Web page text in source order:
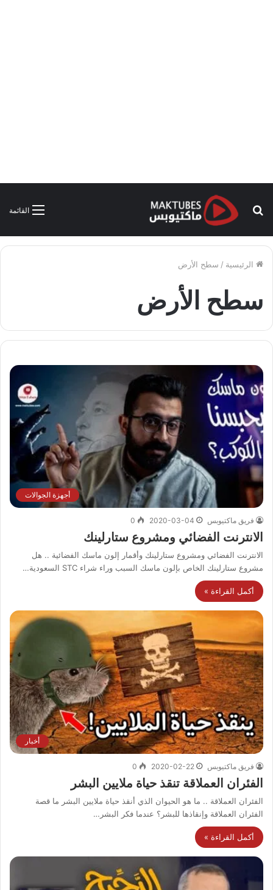
القائمة
بحث
الرئيسية / سطح الأرض
سطح الأرض
أجهزة الجوالات
فريق ماكتيوبس 2020-03-04
0
الانترنت الفضائي ومشروع ستارلينك
الانترنت الفضائي ومشروع ستارلينك وأقمار إلون ماسك الفضائية .. هل
مشروع ستارلينك الخاص بإلون ماسك السبب وراء شراء STC السعودية…
أكمل القراءة »
أخبار
فريق ماكتيوبس 2020-02-22
0
الفئران العملاقة تنقذ حياة ملايين البشر
الفئران العملاقة .. ما هو الحيوان الذي أنقذ حياة ملايين البشر ما قصة
الفئران العملاقة وإنقاذها للبشر؟ عندما فكر البشر…
أكمل القراءة »